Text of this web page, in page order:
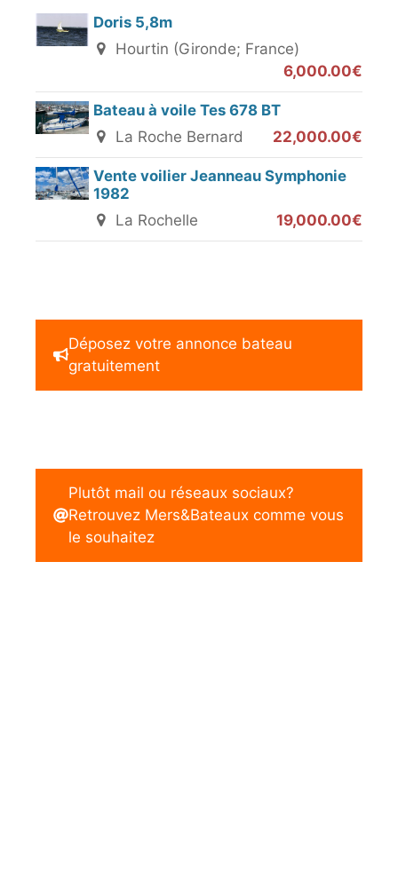
Doris 5,8m
Hourtin (Gironde; France)
6,000.00€
Bateau à voile Tes 678 BT
La Roche Bernard
22,000.00€
Vente voilier Jeanneau Symphonie
1982
La Rochelle
19,000.00€
Déposez votre annonce bateau
gratuitement
Plutôt mail ou réseaux sociaux?
Retrouvez Mers&Bateaux comme vous
le souhaitez